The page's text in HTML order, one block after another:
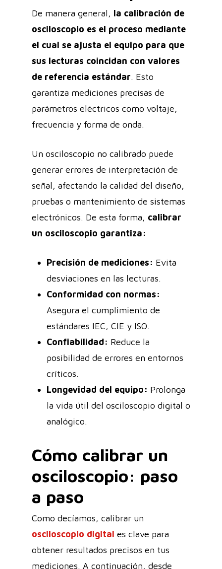
De manera general, la calibración de
osciloscopio es el proceso mediante
el cual se ajusta el equipo para que
sus lecturas coincidan con valores
de referencia estándar. Esto
garantiza mediciones precisas de
parámetros eléctricos como voltaje,
frecuencia y forma de onda.
Un osciloscopio no calibrado puede
generar errores de interpretación de
señal, afectando la calidad del diseño,
pruebas o mantenimiento de sistemas
electrónicos. De esta forma, calibrar
un osciloscopio garantiza:
Precisión de mediciones: Evita
desviaciones en las lecturas.
Conformidad con normas:
Asegura el cumplimiento de
estándares IEC, CIE y ISO.
Confiabilidad: Reduce la
posibilidad de errores en entornos
críticos.
Longevidad del equipo: Prolonga
la vida útil del osciloscopio digital o
analógico.
Cómo calibrar un
osciloscopio: paso
a paso
Como decíamos, calibrar un
osciloscopio digital es clave para
obtener resultados precisos en tus
mediciones. A continuación, desde